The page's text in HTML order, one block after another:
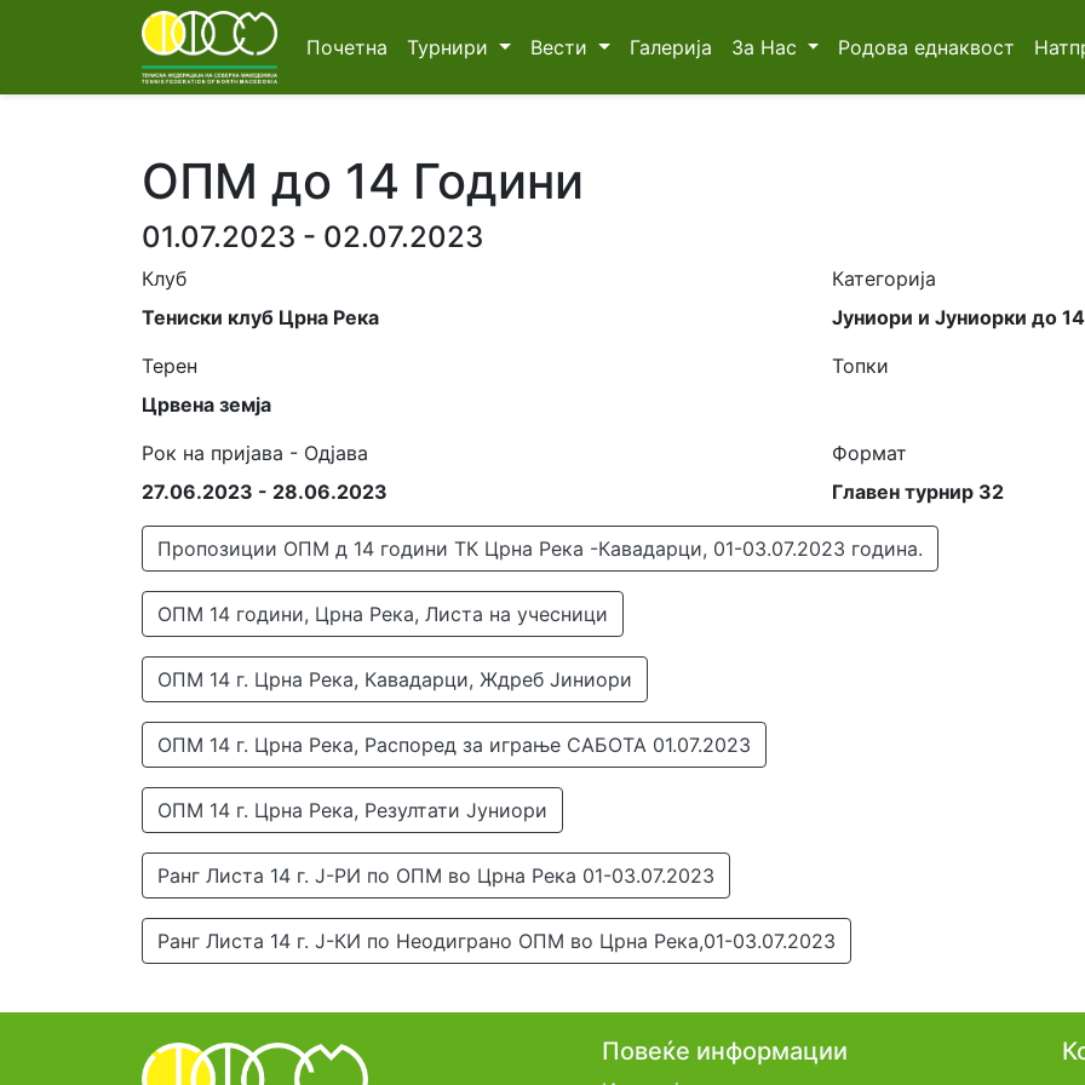
Почетна Турнири Вести Галерија За Нас Родова еднаквост
ОПМ до 14 Години
01.07.2023 - 02.07.2023
Клуб
Тениски клуб Црна Река
Категорија
Јуниори и Јуниорки до
Терен
Црвена земја
Топки
Рок на пријава - Одјава
27.06.2023 - 28.06.2023
Формат
Главен турнир 32
Пропозиции ОПМ д 14 години ТК Црна Река -Кавадарци, 01-03.07.2023 година.
ОПМ 14 години, Црна Река, Листа на учесници
ОПМ 14 г. Црна Река, Кавадарци, Ждреб Јиниори
ОПМ 14 г. Црна Река, Распоред за играње САБОТА 01.07.2023
ОПМ 14 г. Црна Река, Резултати Јуниори
Ранг Листа 14 г. Ј-РИ по ОПМ во Црна Река 01-03.07.2023
Ранг Листа 14 г. Ј-КИ по Неодиграно ОПМ во Црна Река,01-03.07.2023
Повеќе информации